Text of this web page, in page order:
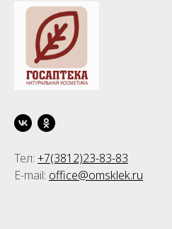
Тел: +7(3812)23-83-83
E-mail: office@omsklek.ru